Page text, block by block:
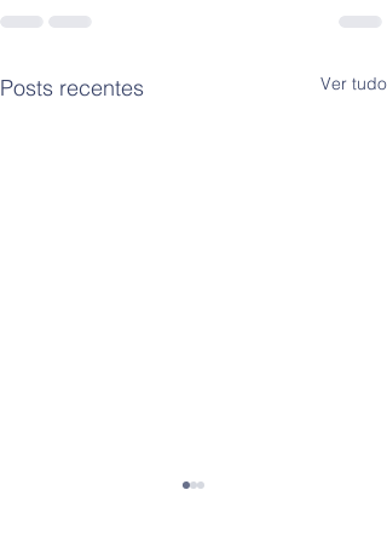
Posts recentes Ver tudo